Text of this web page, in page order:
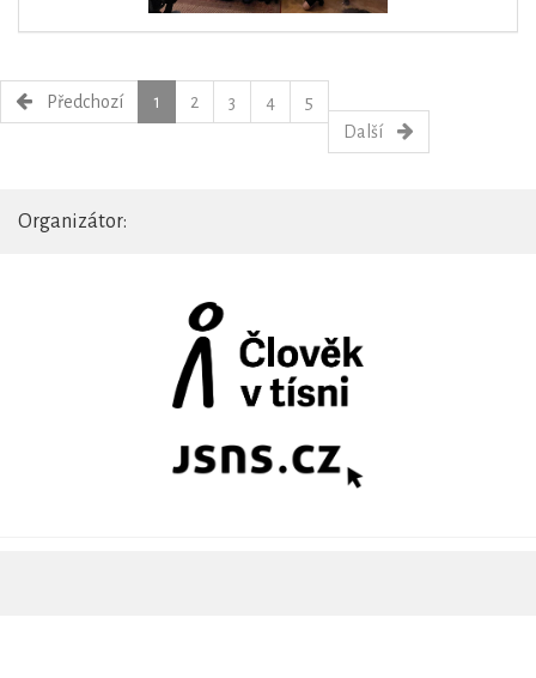
Předchozí 1 2 3 4
5
Další
Organizátor: